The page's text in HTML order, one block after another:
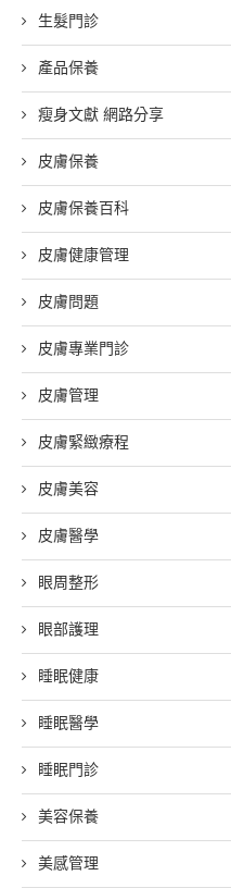
生髮門診
產品保養
瘦身文獻 網路分享
皮膚保養
皮膚保養百科
皮膚健康管理
皮膚問題
皮膚專業門診
皮膚管理
皮膚緊緻療程
皮膚美容
皮膚醫學
眼周整形
眼部護理
睡眠健康
睡眠醫學
睡眠門診
美容保養
美感管理